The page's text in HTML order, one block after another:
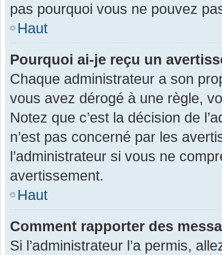
pas pourquoi vous ne pouvez
Haut
Pourquoi ai-je reçu un
Chaque administrateur a son
vous avez dérogé à une règle,
Notez que c’est la décision de
n’est pas concerné par les
l’administrateur si vous ne
avertissement.
Haut
Comment rapporter des
Si l’administrateur l’a permis,